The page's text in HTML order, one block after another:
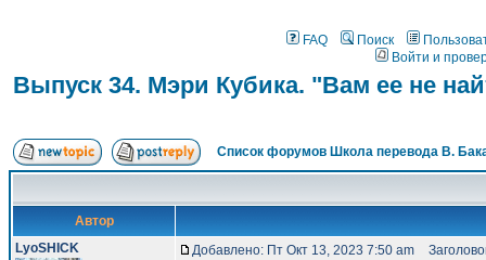
FAQ Поиск
Войти и
Выпуск 34. Мэри Кубика. "Вам ее не
Список форумов Школа перевода В.
Автор
LyoSHICK
Добавлено: Пт Окт 13, 2023 7:50 am